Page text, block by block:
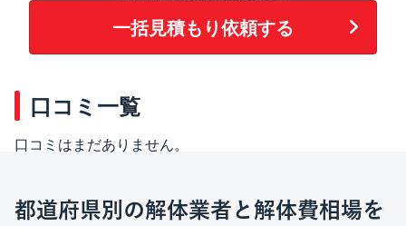
一括見積もり依頼する
口コミ一覧
口コミはまだありません。
都道府県別の解体業者と解体費相場を